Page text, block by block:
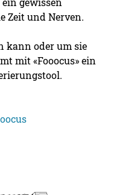
Zeit und Nerven.
kann oder um sie
mit «Fooocus» ein